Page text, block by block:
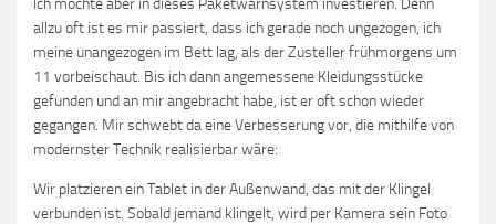
allzu oft ist es mir passiert, dass ich gerade noch ungezogen, ich
meine unangezogen im Bett lag, als der Zusteller frühmorgens um
11 vorbeischaut. Bis ich dann angemessene Kleidungsstücke
gefunden und an mir angebracht habe, ist er oft schon wieder
gegangen. Mir schwebt da eine Verbesserung vor, die mithilfe von
modernster Technik realisierbar wäre:
Wir platzieren ein Tablet in der Außenwand, das mit der Klingel
verbunden ist. Sobald jemand klingelt, wird per Kamera sein Foto